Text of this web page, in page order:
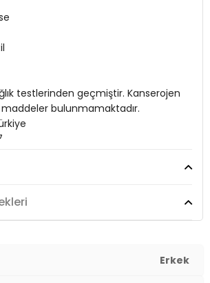
testlerinden geçmiştir. Kanserojen
maddeler bulunmamaktadır.
Erkek